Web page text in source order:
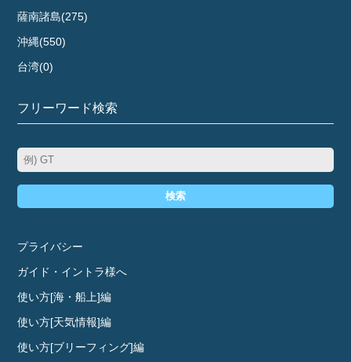
薩南諸島(275)
沖縄(550)
台湾(0)
フリーワード検索
検索
プライバシー
ガイド・イントラ様へ
使い方[海・船上]編
使い方[天気情報]編
使い方[ブリーフィング]編